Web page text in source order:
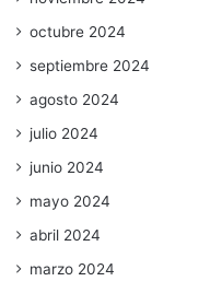
octubre 2024
septiembre 2024
agosto 2024
julio 2024
junio 2024
mayo 2024
abril 2024
marzo 2024